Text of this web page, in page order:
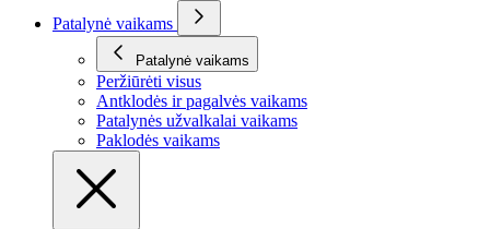
Patalynė vaikams
Patalynė vaikams
Peržiūrėti visus
Antklodės ir pagalvės vaikams
Patalynės užvalkalai vaikams
Paklodės vaikams